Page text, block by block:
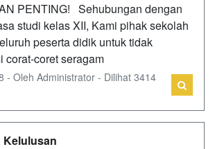
PENTING! Sehubungan dengan
studi kelas XII, Kami pihak sekolah
peserta didik untuk tidak
corat-coret seragam
- Oleh Administrator - Dilihat 3414
Kelulusan